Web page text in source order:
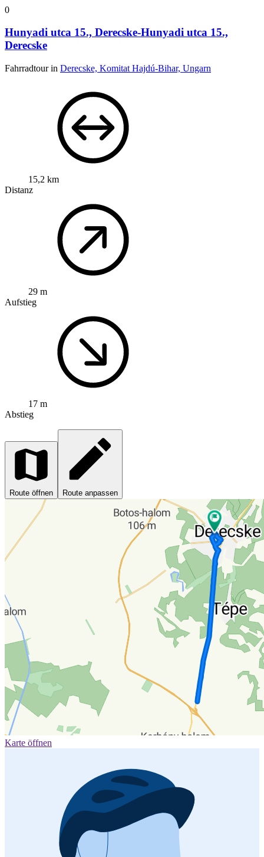
0
Hunyadi utca 15., Derecske-Hunyadi utca 15.,
Derecske
Fahrradtour in Derecske, Komitat Hajdú-Bihar, Ungarn
15,2 km
Distanz
29 m
Aufstieg
17 m
Abstieg
Route öffnen Route anpassen
Karte öffnen